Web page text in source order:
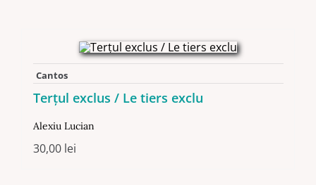
Cantos
Terțul exclus / Le tiers exclu
Alexiu Lucian
30,00 lei